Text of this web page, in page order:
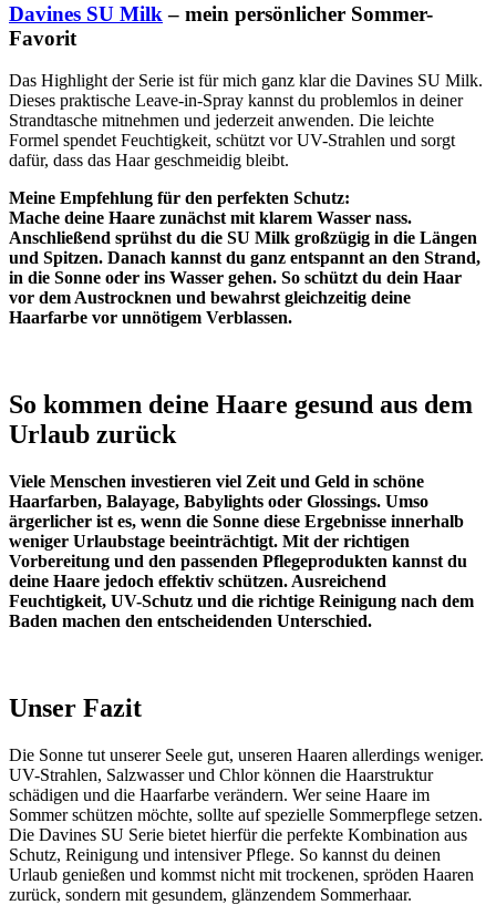
Davines SU Milk – mein persönlicher Sommer-
Favorit
Das Highlight der Serie ist für mich ganz klar die Davines SU Milk.
Dieses praktische Leave-in-Spray kannst du problemlos in deiner
Strandtasche mitnehmen und jederzeit anwenden. Die leichte
Formel spendet Feuchtigkeit, schützt vor UV-Strahlen und sorgt
dafür, dass das Haar geschmeidig bleibt.
Meine Empfehlung für den perfekten Schutz:
Mache deine Haare zunächst mit klarem Wasser nass.
Anschließend sprühst du die SU Milk großzügig in die Längen
und Spitzen. Danach kannst du ganz entspannt an den Strand,
in die Sonne oder ins Wasser gehen. So schützt du dein Haar
vor dem Austrocknen und bewahrst gleichzeitig deine
Haarfarbe vor unnötigem Verblassen.
So kommen deine Haare gesund aus dem
Urlaub zurück
Viele Menschen investieren viel Zeit und Geld in schöne
Haarfarben, Balayage, Babylights oder Glossings. Umso
ärgerlicher ist es, wenn die Sonne diese Ergebnisse innerhalb
weniger Urlaubstage beeinträchtigt. Mit der richtigen
Vorbereitung und den passenden Pflegeprodukten kannst du
deine Haare jedoch effektiv schützen. Ausreichend
Feuchtigkeit, UV-Schutz und die richtige Reinigung nach dem
Baden machen den entscheidenden Unterschied.
Unser Fazit
Die Sonne tut unserer Seele gut, unseren Haaren allerdings weniger.
UV-Strahlen, Salzwasser und Chlor können die Haarstruktur
schädigen und die Haarfarbe verändern. Wer seine Haare im
Sommer schützen möchte, sollte auf spezielle Sommerpflege setzen.
Die Davines SU Serie bietet hierfür die perfekte Kombination aus
Schutz, Reinigung und intensiver Pflege. So kannst du deinen
Urlaub genießen und kommst nicht mit trockenen, spröden Haaren
zurück, sondern mit gesundem, glänzendem Sommerhaar.